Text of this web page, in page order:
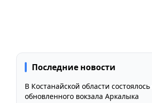
Последние новости
В Костанайской области
обновленного вокзала Аркалыка